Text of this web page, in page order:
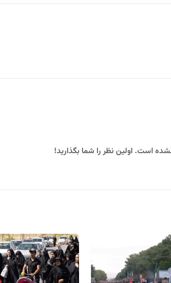
است. اولین نظر را شما بگذارید!